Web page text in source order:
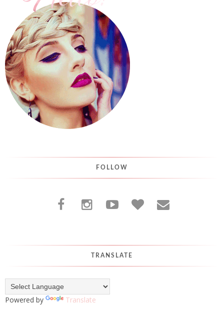
FOLLOW
TRANSLATE
Powered by Translate